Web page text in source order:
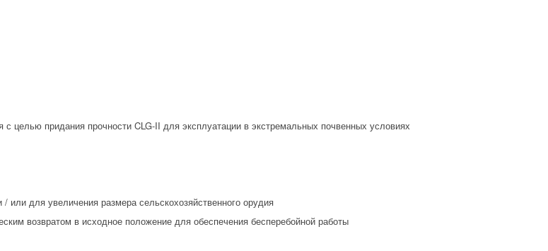
целью придания прочности CLG-II для эксплуатации в экстремальных почвенных условиях
или для увеличения размера сельскохозяйственного орудия
возвратом в исходное положение для обеспечения бесперебойной работы